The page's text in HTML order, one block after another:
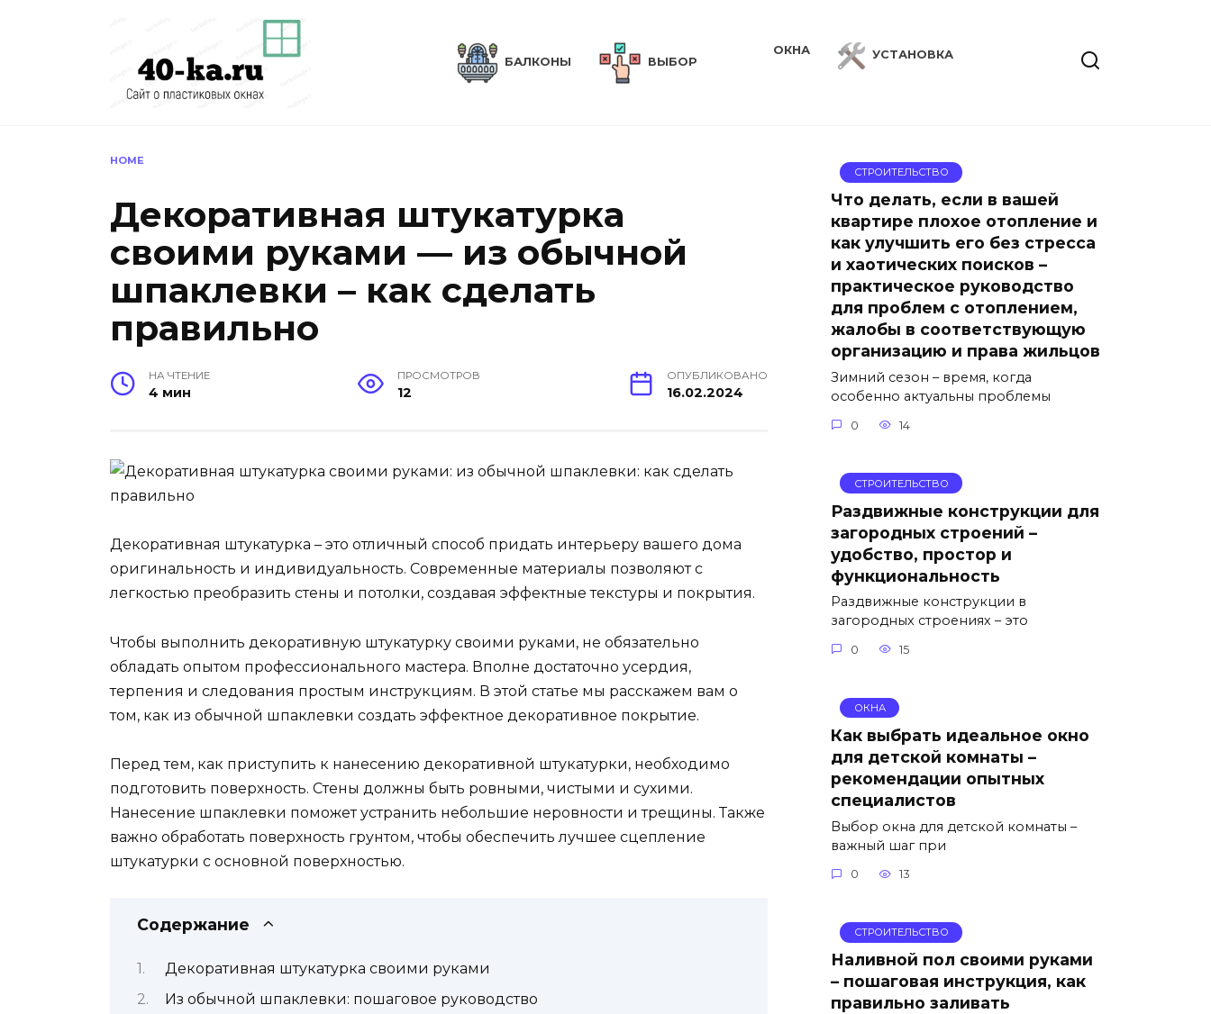
БАЛКОНЫ ВЫБОР
ОКНА УСТАНОВКА
HOME
Декоративная штукатурка
своими руками — из обычной
шпаклевки – как сделать
правильно
НА ЧТЕНИЕ
4 мин
ПРОСМОТРОВ
12
ОПУБЛИКОВАНО
16.02.2024
Декоративная штукатурка – это отличный способ придать интерьеру вашего дома
оригинальность и индивидуальность. Современные материалы позволяют с
легкостью преобразить стены и потолки, создавая эффектные текстуры и покрытия.
Чтобы выполнить декоративную штукатурку своими руками, не обязательно
обладать опытом профессионального мастера. Вполне достаточно усердия,
терпения и следования простым инструкциям. В этой статье мы расскажем вам о
том, как из обычной шпаклевки создать эффектное декоративное покрытие.
Перед тем, как приступить к нанесению декоративной штукатурки, необходимо
подготовить поверхность. Стены должны быть ровными, чистыми и сухими.
Нанесение шпаклевки поможет устранить небольшие неровности и трещины. Также
важно обработать поверхность грунтом, чтобы обеспечить лучшее сцепление
штукатурки с основной поверхностью.
Содержание
Декоративная штукатурка своими руками
Из обычной шпаклевки: пошаговое руководство
СТРОИТЕЛЬСТВО
Что делать, если в вашей
квартире плохое отопление и
как улучшить его без стресса
и хаотических поисков –
практическое руководство
для проблем с отоплением,
жалобы в соответствующую
организацию и права жильцов
Зимний сезон – время, когда
особенно актуальны проблемы
0 14
СТРОИТЕЛЬСТВО
Раздвижные конструкции для
загородных строений –
удобство, простор и
функциональность
Раздвижные конструкции в
загородных строениях – это
0 15
ОКНА
Как выбрать идеальное окно
для детской комнаты –
рекомендации опытных
специалистов
Выбор окна для детской комнаты –
важный шаг при
0 13
СТРОИТЕЛЬСТВО
Наливной пол своими руками
– пошаговая инструкция, как
правильно заливать